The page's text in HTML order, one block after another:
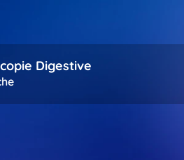
Digestive